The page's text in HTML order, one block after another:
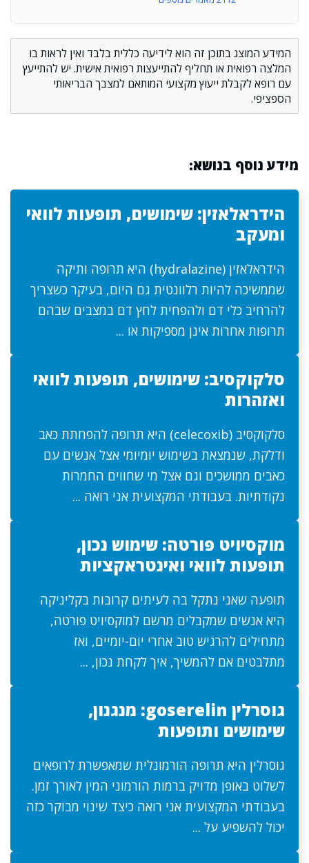
המידע המוצג בתוכן זה הוא לידיעה כללית בלבד ואין לראות בו
המלצה רפואית או תחליף להתייעצות רפואית אישית. יש להתייעץ
עם רופא לקבלת ייעוץ מקצועי המותאם למצבך הבריאותי
הספציפי.
מידע נוסף בנושא:
הידראלאזין: שימושים, תופעות לוואי
ומעקב
הידראלאזין (hydralazine) היא תרופה ותיקה
שממשיכה להיות רלוונטית גם היום, בעיקר כשצריך
להרחיב כלי דם ולהפחית לחץ דם במצבים שבהם
תרופות אחרות אינן מספיקות או ...
סלקוקסיב: שימושים, תופעות לוואי
ואזהרות
סלקוקסיב (celecoxib) היא תרופה להפחתת כאב
ודלקת, שנמצאת בשימוש יומיומי אצל אנשים עם
כאבים ממושכים וגם אצל מי שחווים החמרות
נקודתיות. בעבודתי המקצועית אני רואה ...
מוקסיויט פורטה: שימוש נכון,
תופעות לוואי ואינטראקציות
תופעה שאני נתקל בה לעיתים קרובות בקליניקה
היא אנשים שמקבלים מרשם למוקסיויט פורטה,
מתחילים להרגיש טוב אחרי יום-יומיים, ואז
מתלבטים אם להמשיך, איך לקחת נכון, ...
גוסרלין goserelin: מנגנון,
שימושים ותופעות
גוסרלין היא תרופה הורמונלית שמאפשרת לרופאים
לשלוט באופן מדויק ברמות הורמוני המין לאורך זמן.
בעבודתי המקצועית אני רואה כיצד שינוי מבוקר כזה
יכול להשפיע על ...